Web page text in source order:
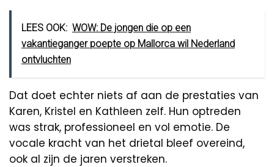
LEES OOK: WOW: De jongen die op een
vakantieganger poepte op Mallorca wil Nederland
ontvluchten
Dat doet echter niets af aan de prestaties van
Karen, Kristel en Kathleen zelf. Hun optreden
was strak, professioneel en vol emotie. De
vocale kracht van het drietal bleef overeind,
ook al zijn de jaren verstreken.